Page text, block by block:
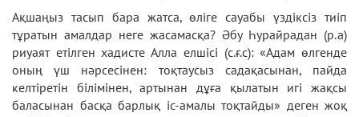
Ақшаңыз тасып бара жатса, өліге сауабы үздіксіз тиіп
тұратын амалдар неге жасамасқа? Әбу Һурайрадан (р.а)
риуаят етілген хадисте Алла елшісі (с.ғ.с): «Адам өлгенде
оның үш нәрсесінен: тоқтаусыз садақасынан, пайда
келтіретін білімінен, артынан дұға қылатын игі жақсы
баласынан басқа барлық іс-амалы тоқтайды» деген жоқ